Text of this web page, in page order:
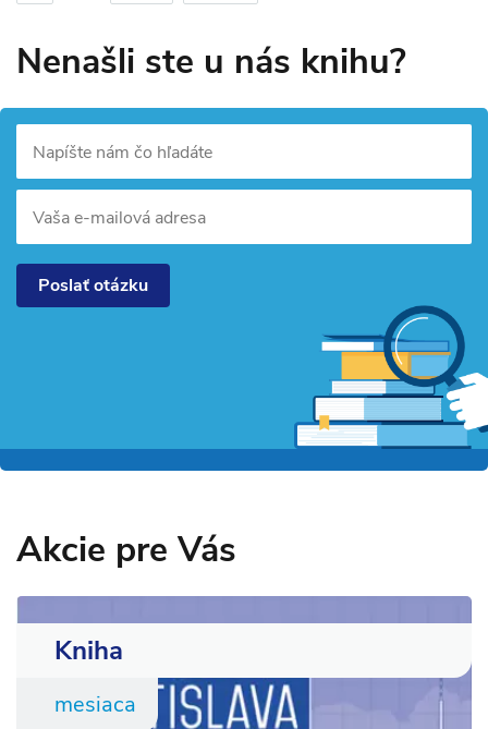
Nenašli ste u nás knihu?
Napíšte nám čo hľadáte
Vaša e-mailová adresa
Poslať otázku
Akcie pre Vás
Kniha
mesiaca